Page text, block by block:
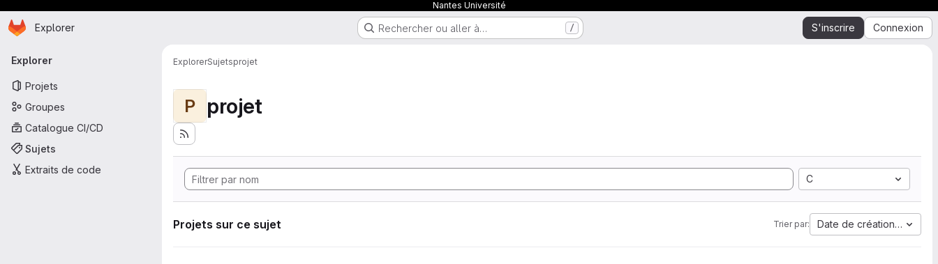
Nantes Université
Passer au contenu principal
Page d'accueil
Explorer Rechercher ou aller à… / S'inscrire Connexion
Navigation principale
Explorer
Projets
Groupes
Catalogue CI/CD
Sujets
Extraits de code
ExplorerSujetsprojet
P projet
C
Projets sur ce sujet Trier par: Date de création la plus